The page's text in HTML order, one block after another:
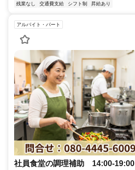
残業なし 交通費支給 シフト制 昇給あり
アルバイト・パート
社員食堂の調理補助 14:00-19:00